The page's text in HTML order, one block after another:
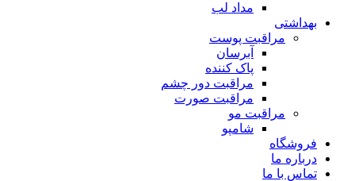
مداد لب
بهداشتی
مراقبت پوست
آبرسان
پاک کننده
مراقبت دور چشم
مراقبت صورت
مراقبت مو
شامپو
فروشگاه
درباره ما
تماس با ما